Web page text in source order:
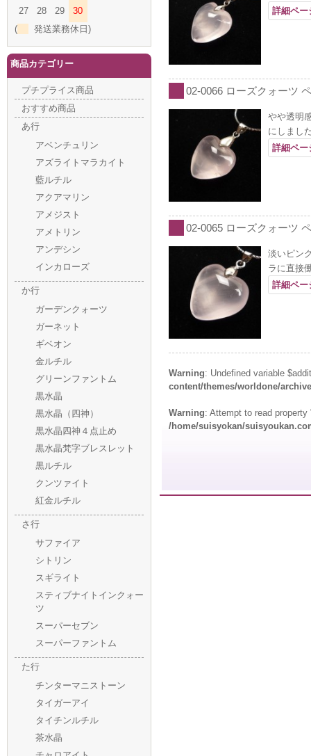
詳細ペ
02-0066 ローズクォーツ
やや透明
にしまし
詳細ペ
02-0065 ローズクォーツ
淡いピン
ラに直接
詳細ペ
Warning: Undefined variable
content/themes/worldone/
Warning: Attempt to read
/home/suisyokan/
27 28 29
30
(
発送業務休日)
商品カテゴリー
プチプライス商品
おすすめ商品
あ行
アベンチュリン
アズライトマラカイト
藍ルチル
アクアマリン
アメジスト
アメトリン
アンデシン
インカローズ
か行
ガーデンクォーツ
ガーネット
ギベオン
金ルチル
グリーンファントム
黒水晶
黒水晶（四神）
黒水晶四神４点止め
黒水晶梵字ブレスレット
黒ルチル
クンツァイト
紅金ルチル
さ行
サファイア
シトリン
スギライト
スティブナイトインクォー
ツ
スーパーセブン
スーパーファントム
た行
チンターマニストーン
タイガーアイ
タイチンルチル
茶水晶